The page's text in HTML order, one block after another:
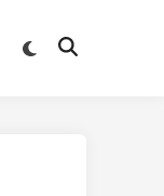
Switch
Open